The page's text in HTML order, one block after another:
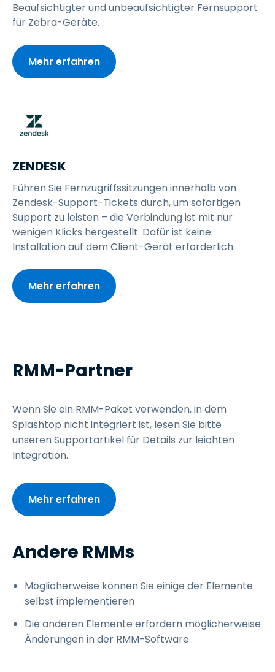
Beaufsichtigter und unbeaufsichtigter Fernsupport
für Zebra-Geräte.
Mehr erfahren
ZENDESK
Führen Sie Fernzugriffssitzungen innerhalb von
Zendesk-Support-Tickets durch, um sofortigen
Support zu leisten – die Verbindung ist mit nur
wenigen Klicks hergestellt. Dafür ist keine
Installation auf dem Client-Gerät erforderlich.
Mehr erfahren
RMM-Partner
Wenn Sie ein RMM-Paket verwenden, in dem
Splashtop nicht integriert ist, lesen Sie bitte
unseren Supportartikel für Details zur leichten
Integration.
Mehr erfahren
Andere RMMs
Möglicherweise können Sie einige der Elemente
selbst implementieren
Die anderen Elemente erfordern möglicherweise
Änderungen in der RMM-Software